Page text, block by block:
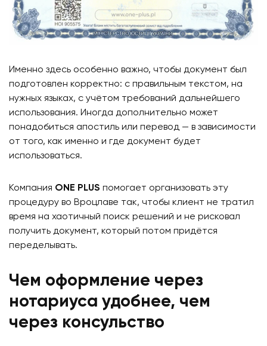
Именно здесь особенно важно, чтобы документ был
подготовлен корректно: с правильным текстом, на
нужных языках, с учётом требований дальнейшего
использования. Иногда дополнительно может
понадобиться апостиль или перевод — в зависимости
от того, как именно и где документ будет
использоваться.
Компания ONE PLUS помогает организовать эту
процедуру во Вроцлаве так, чтобы клиент не тратил
время на хаотичный поиск решений и не рисковал
получить документ, который потом придётся
переделывать.
Чем оформление через
нотариуса удобнее, чем
через консульство